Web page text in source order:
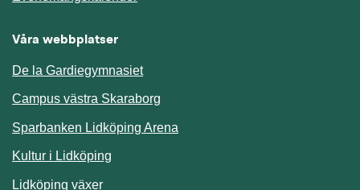
Våra webbplatser
De la Gardiegymnasiet
Campus västra Skaraborg
Sparbanken Lidköping Arena
Kultur i Lidköping
Lidköping växer